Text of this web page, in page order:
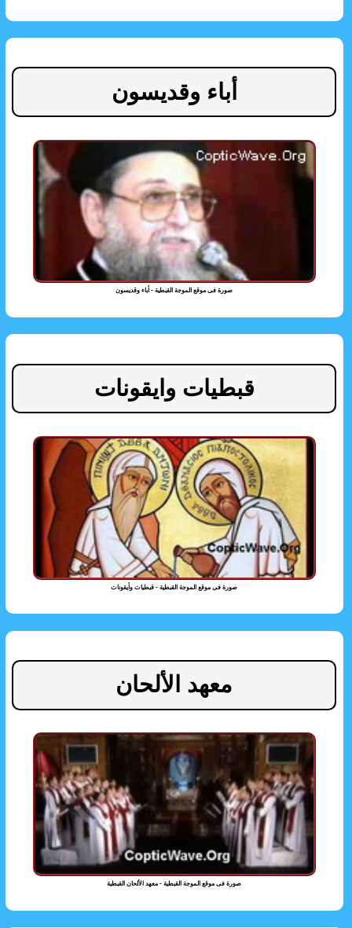
أباء وقديسون
صورة فى موقع الموجة القبطية - أباء وقديسون
قبطيات وايقونات
صورة فى موقع الموجة القبطية - قبطيات وأيقونات
معهد الألحان
صورة فى موقع الموجة القبطية - معهد الألحان القبطية